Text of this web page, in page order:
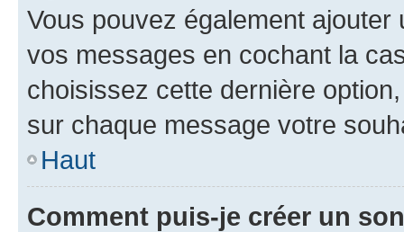
Vous pouvez également
vos messages en cochant la
choisissez cette dernière
sur chaque message votre
Haut
Comment puis-je créer un